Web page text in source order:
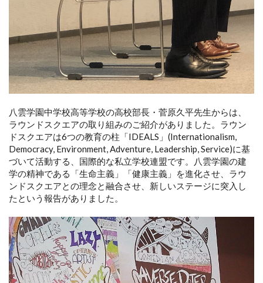
八雲学園中学校高等学校の高校部長・菅原久平先生からは、
ラウンドスクエアの取り組みのご紹介がありました。ラウン
ドスクエアは6つの教育の柱「IDEALS」(Internationalism,
Democracy, Environment, Adventure, Leadership, Service)に基
づいて活動する、国際的な私立学校連盟です。八雲学園の建
学の精神である「生命主義」「健康主義」を進化させ、ラウ
ンドスクエアとの理念と融合させ、新しいステージに突入し
たという報告がありました。